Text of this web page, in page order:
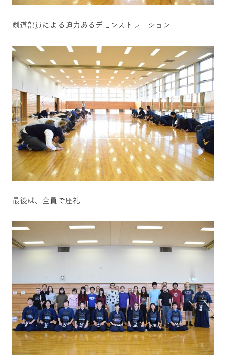
剣道部員による迫力あるデモンストレーション
最後は、全員で座礼